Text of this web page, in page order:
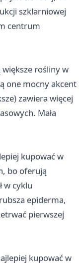
szklarniowej
centrum
rośliny w
one mocny akcent
zawiera więcej
Mała
kupować w
bo oferują
w cyklu
epiderma,
pierwszej
kupować w